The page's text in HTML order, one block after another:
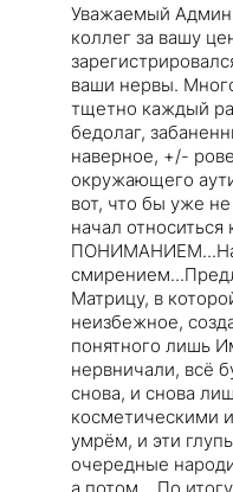
Уважаемый
коллег за вашу
ваши нервы.
тщетно каждый
бедолаг,
наверное, +/-
окружающего
вот, что бы уже
начал относиться
Матрицу, в
неизбежное,
понятного лишь
нервничали, всё
снова, и снова
косметическими
умрём, и эти
очередные